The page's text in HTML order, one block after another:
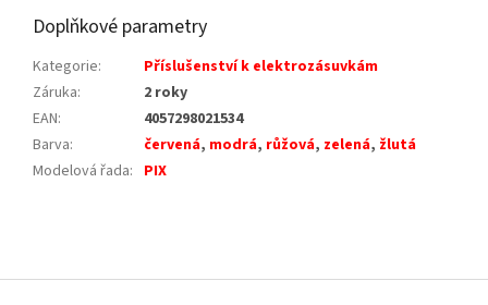
Doplňkové parametry
Kategorie:
Příslušenství k elektrozásuvkám
Záruka:
2 roky
EAN:
4057298021534
Barva: červená, modrá, růžová, zelená, žlutá
Modelová řada: PIX
á